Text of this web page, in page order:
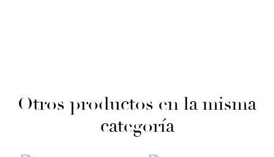
Otros productos en la misma
categoría